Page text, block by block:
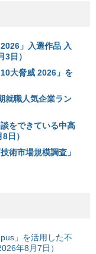
」入選作品 入
日）
大脅威 2026」を
就職人気企業ラン
をできている中高
日）
術市場規模調査」
」を活用した不
年8月7日）